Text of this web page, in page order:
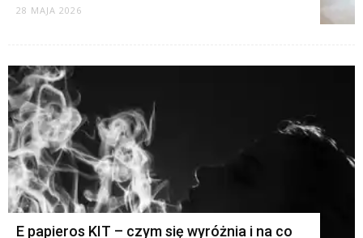
28 MAJA 2026
E papieros KIT – czym się wyróżnia i na co